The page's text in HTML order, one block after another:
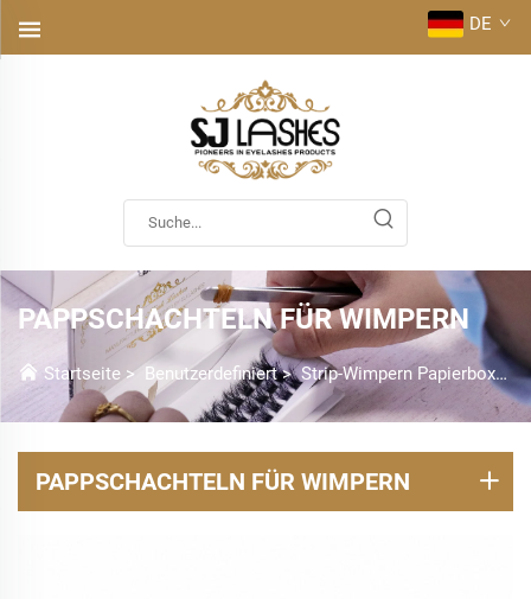
DE
PAPPSCHACHTELN FÜR WIMPERN
Startseite > Benutzerdefiniert>Strip-Wimpern Papierboxen
PAPPSCHACHTELN FÜR WIMPERN